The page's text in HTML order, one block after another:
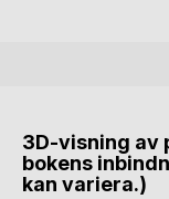
3D-visning av
bokens
kan variera.)